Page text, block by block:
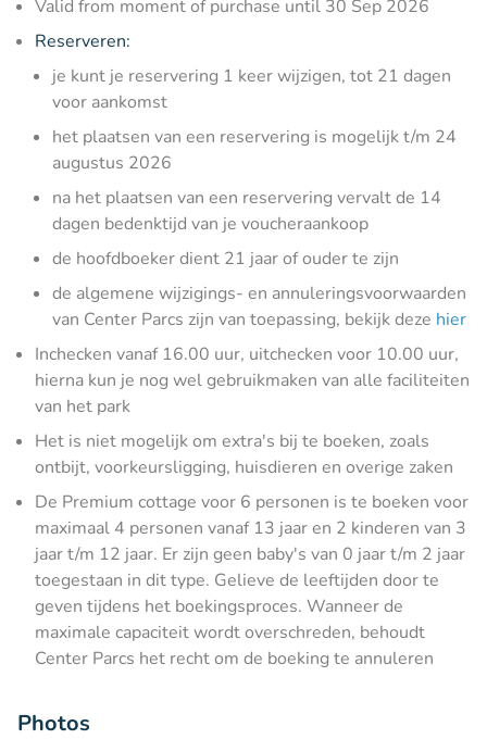
Valid from moment of purchase until 30 Sep 2026
Reserveren:
je kunt je reservering 1 keer wijzigen, tot 21 dagen
voor aankomst
het plaatsen van een reservering is mogelijk t/m 24
augustus 2026
na het plaatsen van een reservering vervalt de 14
dagen bedenktijd van je voucheraankoop
de hoofdboeker dient 21 jaar of ouder te zijn
de algemene wijzigings- en annuleringsvoorwaarden
van Center Parcs zijn van toepassing, bekijk deze hier
Inchecken vanaf 16.00 uur, uitchecken voor 10.00 uur,
hierna kun je nog wel gebruikmaken van alle faciliteiten
van het park
Het is niet mogelijk om extra's bij te boeken, zoals
ontbijt, voorkeursligging, huisdieren en overige zaken
De Premium cottage voor 6 personen is te boeken voor
maximaal 4 personen vanaf 13 jaar en 2 kinderen van 3
jaar t/m 12 jaar. Er zijn geen baby's van 0 jaar t/m 2 jaar
toegestaan in dit type. Gelieve de leeftijden door te
geven tijdens het boekingsproces. Wanneer de
maximale capaciteit wordt overschreden, behoudt
Center Parcs het recht om de boeking te annuleren
Photos